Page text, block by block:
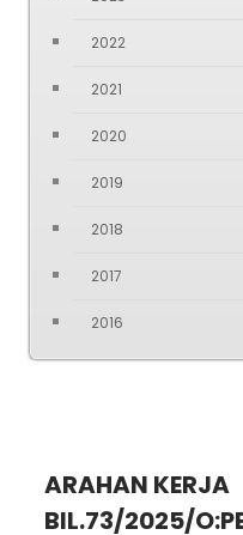
2022
2021
2020
2019
2018
2017
2016
ARAHAN KERJA
BIL.73/2025/